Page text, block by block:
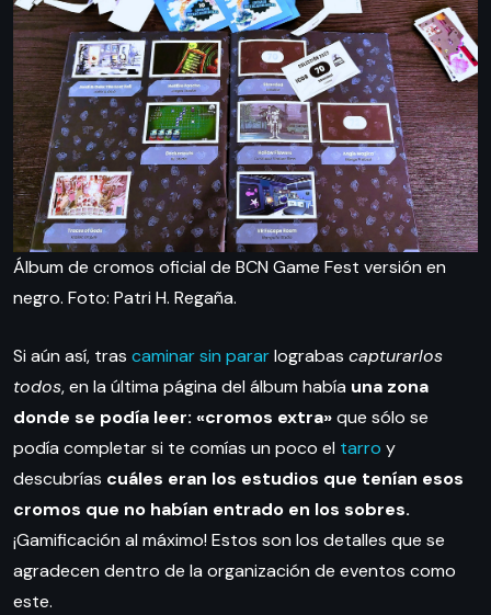
Álbum de cromos oficial de BCN Game Fest versión en
negro. Foto: Patri H. Regaña.
Si aún así, tras caminar sin pararlograbas capturarlos
todos, en la última página del álbum había una zona
donde se podía leer: «cromos extra»que sólo se
podía completar si te comías un poco el tarro y
descubrías cuáles eran los estudios que tenían esos
cromos que no habían entrado en los sobres.
¡Gamificación al máximo! Estos son los detalles que se
agradecen dentro de la organización de eventos como
este.